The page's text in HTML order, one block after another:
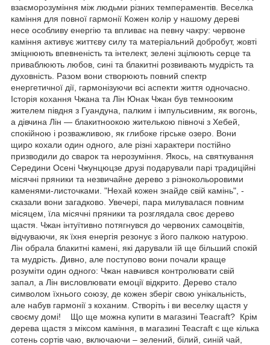
взаєморозуміння між людьми різних темпераментів. Веселка
каміння для повної гармонії Кожен колір у нашому дереві
несе особливу енергію та впливає на певну чакру: червоне
каміння активує життєву силу та матеріальний добробут, жовті
зміцнюють впевненість та інтелект, зелені зцілюють серце та
приваблюють любов, сині та блакитні розвивають мудрість та
духовність. Разом вони створюють повний спектр
енергетичної дії, гармонізуючи всі аспекти життя одночасно.
Історія кохання Чжана та Лін Юнак Чжан був темнооким
жителем півдня з Гуандуна, палким і імпульсивним, як вогонь,
а дівчина Лін — блакитноокою жителькою півночі з Хебей,
спокійною і розважливою, як глибоке гірське озеро. Вони
щиро кохали один одного, але різні характери постійно
призводили до сварок та нерозуміння. Якось, на святкування
Середини Осені Чжунцюцзе друзі подарували парі традиційні
місячні пряники та незвичайне дерево з різнокольоровими
каменями-листочками. "Нехай кожен знайде свій камінь", -
сказали вони загадково. Увечері, пара милувалася повним
місяцем, їла місячні пряники та розглядала своє дерево
щастя. Чжан інтуїтивно потягнувся до червоних самоцвітів,
відчуваючи, як їхня енергія резонує з його палкою натурою.
Лін обрала блакитні камені, які дарували їй ще більший спокій
та мудрість. Дивно, але поступово вони почали краще
розуміти один одного: Чжан навчився контролювати свій
запал, а Лін висловлювати емоції відкрито. Дерево стало
символом їхнього союзу, де кожен зберіг свою унікальність,
але набув гармонії з коханим. Створіть і ви веселку щастя у
своєму домі! Що ще можна купити в магазині Teacraft? Крім
дерева щастя з міксом каміння, в магазині Teacraft є ще кілька
сотень сортів чаю, включаючи – зелений, білий, синій чай,